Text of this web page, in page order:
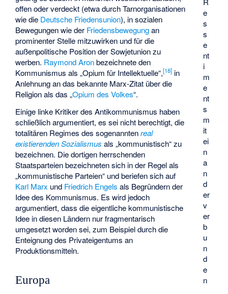
e
s
s
e
nt
i
m
e
nt
s
m
it
ei
n
a
n
d
er
v
er
b
u
n
d
e
n
offen oder verdeckt (etwa durch Tarnorganisationen
wie die Deutsche Friedensunion), in sozialen
Bewegungen wie der Friedensbewegungan
prominenter Stelle mitzuwirken und für die
außenpolitische Position der Sowjetunion zu
werben. Raymond Aronbezeichnete den
Kommunismus als „Opium für Intellektuelle“,[18] in
Anlehnung an das bekannte Marx-Zitat über die
Religion als das „Opium des Volkes“.
Einige linke Kritiker des Antikommunismus haben
schließlich argumentiert, es sei nicht berechtigt, die
totalitären Regimes des sogenanntenreal
existierenden Sozialismus als „kommunistisch“ zu
bezeichnen. Die dortigen herrschenden
Staatsparteien bezeichneten sich in der Regel als
„kommunistische Parteien“ und beriefen sich auf
Karl Marx und Friedrich Engels als Begründern der
Idee des Kommunismus. Es wird jedoch
argumentiert, dass die eigentliche kommunistische
Idee in diesen Ländern nur fragmentarisch
umgesetzt worden sei, zum Beispiel durch die
Enteignung des Privateigentums an
Produktionsmitteln.
Europa